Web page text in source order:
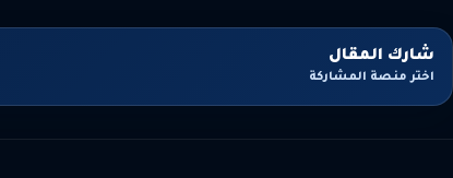
شارك المقال
اختر منصة المشاركة